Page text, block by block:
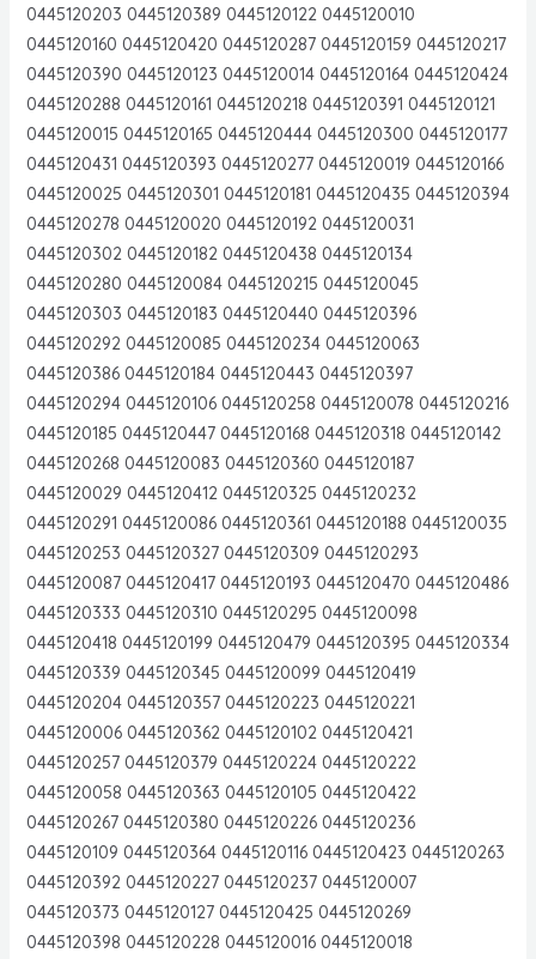
0445120203 0445120389 0445120122 0445120010
0445120160 0445120420 0445120287 0445120159 0445120217
0445120390 0445120123 0445120014 0445120164 0445120424
0445120288 0445120161 0445120218 0445120391 0445120121
0445120015 0445120165 0445120444 0445120300 0445120177
0445120431 0445120393 0445120277 0445120019 0445120166
0445120025 0445120301 0445120181 0445120435 0445120394
0445120278 0445120020 0445120192 0445120031
0445120302 0445120182 0445120438 0445120134
0445120280 0445120084 0445120215 0445120045
0445120303 0445120183 0445120440 0445120396
0445120292 0445120085 0445120234 0445120063
0445120386 0445120184 0445120443 0445120397
0445120294 0445120106 0445120258 0445120078 0445120216
0445120185 0445120447 0445120168 0445120318 0445120142
0445120268 0445120083 0445120360 0445120187
0445120029 0445120412 0445120325 0445120232
0445120291 0445120086 0445120361 0445120188 0445120035
0445120253 0445120327 0445120309 0445120293
0445120087 0445120417 0445120193 0445120470 0445120486
0445120333 0445120310 0445120295 0445120098
0445120418 0445120199 0445120479 0445120395 0445120334
0445120339 0445120345 0445120099 0445120419
0445120204 0445120357 0445120223 0445120221
0445120006 0445120362 0445120102 0445120421
0445120257 0445120379 0445120224 0445120222
0445120058 0445120363 0445120105 0445120422
0445120267 0445120380 0445120226 0445120236
0445120109 0445120364 0445120116 0445120423 0445120263
0445120392 0445120227 0445120237 0445120007
0445120373 0445120127 0445120425 0445120269
0445120398 0445120228 0445120016 0445120018